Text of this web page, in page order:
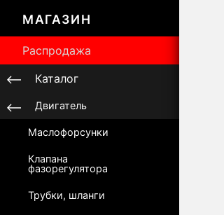
МАГАЗИН
Распродажа
Каталог
Двигатель
Маслофорсунки
Клапана
фазорегулятора
Трубки, шланги